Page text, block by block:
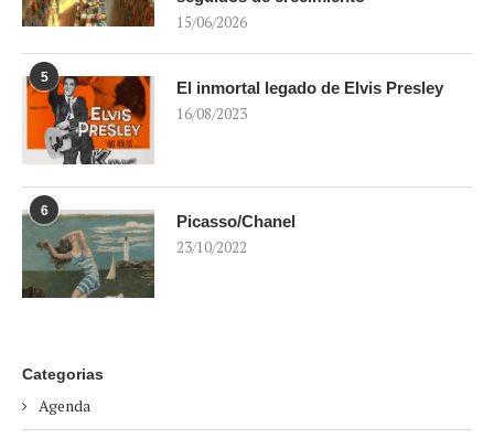
15/06/2026
5
El inmortal legado de Elvis Presley
16/08/2023
6
Picasso/Chanel
23/10/2022
Categorias
Agenda